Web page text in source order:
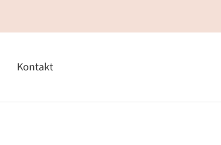
Kontakt